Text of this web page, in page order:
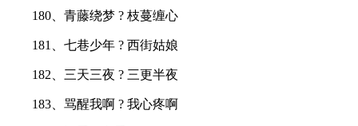
180、青藤绕梦 ? 枝蔓缠心
181、七巷少年 ? 西街姑娘
182、三天三夜 ? 三更半夜
183、骂醒我啊 ? 我心疼啊